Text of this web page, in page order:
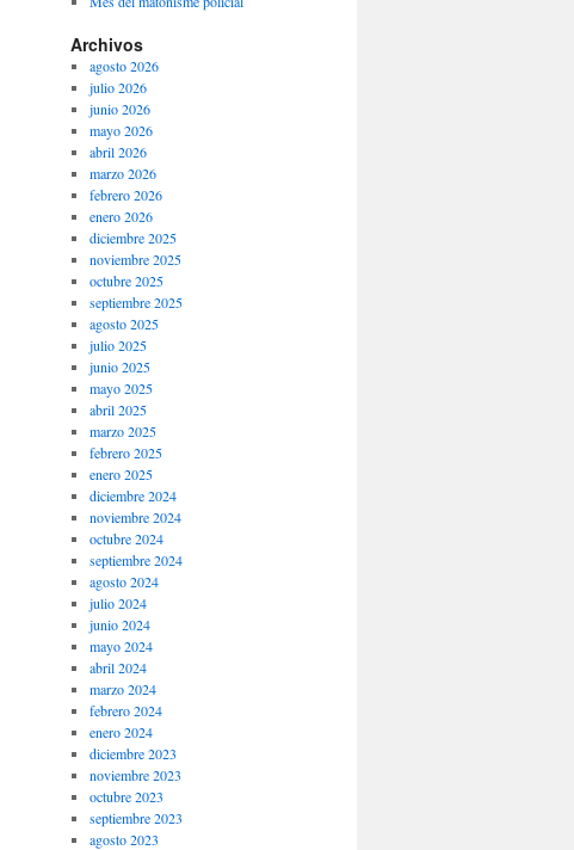
Archivos
agosto 2026
julio 2026
junio 2026
mayo 2026
abril 2026
marzo 2026
febrero 2026
enero 2026
diciembre 2025
noviembre 2025
octubre 2025
septiembre 2025
agosto 2025
julio 2025
junio 2025
mayo 2025
abril 2025
marzo 2025
febrero 2025
enero 2025
diciembre 2024
noviembre 2024
octubre 2024
septiembre 2024
agosto 2024
julio 2024
junio 2024
mayo 2024
abril 2024
marzo 2024
febrero 2024
enero 2024
diciembre 2023
noviembre 2023
octubre 2023
septiembre 2023
agosto 2023